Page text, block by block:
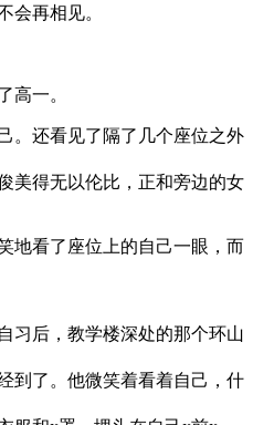
会再相见。
高一。
。还看见了隔了几个座位之外
美得无以伦比，正和旁边的女
地看了座位上的自己一眼，而
习后，教学楼深处的那个环山
到了。他微笑着看着自己，什